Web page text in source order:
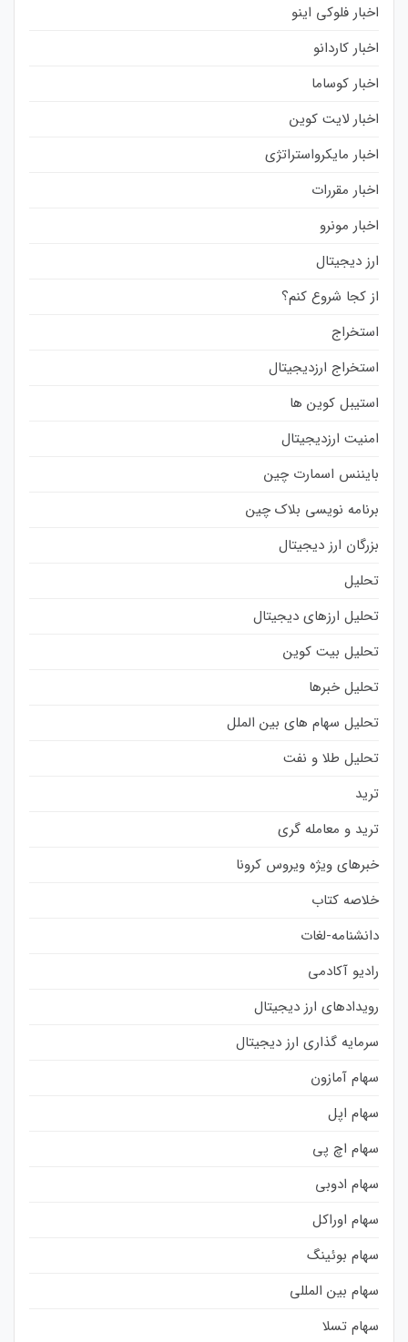
اخبار فلوکی اینو
اخبار کاردانو
اخبار کوساما
اخبار لایت کوین
اخبار مایکرواستراتژی
اخبار مقررات
اخبار مونرو
ارز دیجیتال
از کجا شروع کنم؟
استخراج
استخراج ارزدیجیتال
استیبل کوین ها
امنیت ارزدیجیتال
بایننس اسمارت چین
برنامه نویسی بلاک چین
بزرگان ارز دیجیتال
تحلیل
تحلیل ارزهای دیجیتال
تحلیل بیت کوین
تحلیل خبرها
تحلیل سهام های بین الملل
تحلیل طلا و نفت
ترید
ترید و معامله گری
خبرهای ویژه ویروس کرونا
خلاصه کتاب
دانشنامه-لغات
رادیو آکادمی
رویدادهای ارز دیجیتال
سرمایه گذاری ارز دیجیتال
سهام آمازون
سهام اپل
سهام اچ پی
سهام ادوبی
سهام اوراکل
سهام بوئینگ
سهام بین المللی
سهام تسلا